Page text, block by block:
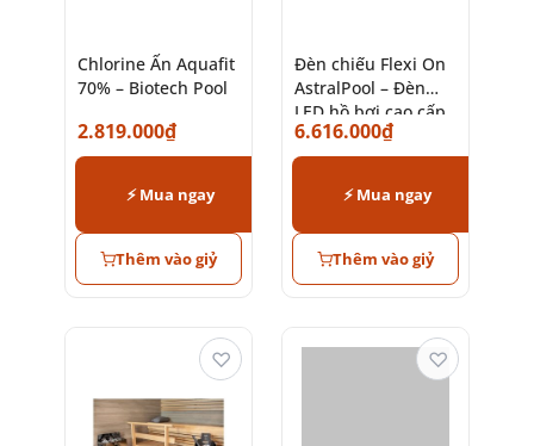
Chlorine Ấn Aquafit
70% – Biotech Pool
2.819.000₫
⚡ Mua ngay
Thêm vào giỷ
Đèn chiếu Flexi On
AstralPool – Đèn
LED hồ bơi cao cấp
chính hãng
6.616.000₫
⚡ Mua ngay
Thêm vào giỷ
♡ ♡